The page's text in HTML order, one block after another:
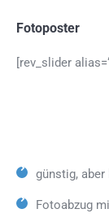
Fotoposter
[rev_slider
günstig,
Fotoabzug